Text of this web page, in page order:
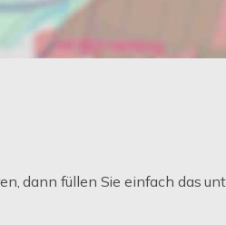
dann füllen Sie einfach das